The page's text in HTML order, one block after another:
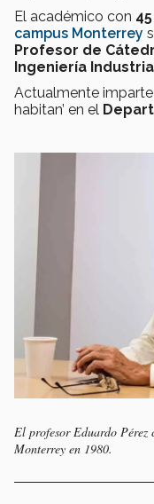
El académico con
campus Monterrey
Profesor de
Ingeniería
Actualmente
habitan’ en el
El profesor Eduardo Pérez
Monterrey en 1980.